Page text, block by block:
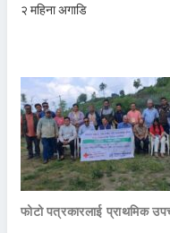
२ महिना अगाडि
फोटो पत्रकारलाई प्राथमिक